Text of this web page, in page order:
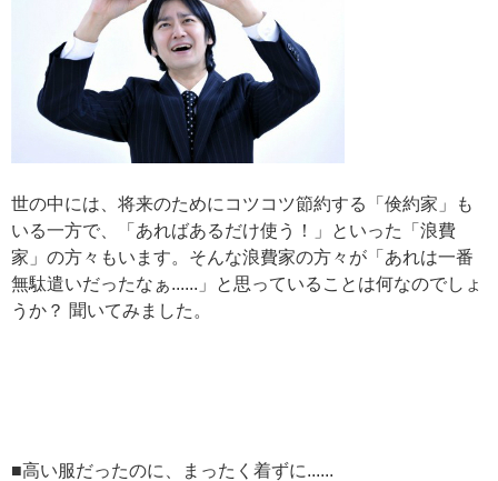
世の中には、将来のためにコツコツ節約する「倹約家」も
いる一方で、「あればあるだけ使う！」といった「浪費
家」の方々もいます。そんな浪費家の方々が「あれは一番
無駄遣いだったなぁ......」と思っていることは何なのでしょ
うか？ 聞いてみました。
■高い服だったのに、まったく着ずに......